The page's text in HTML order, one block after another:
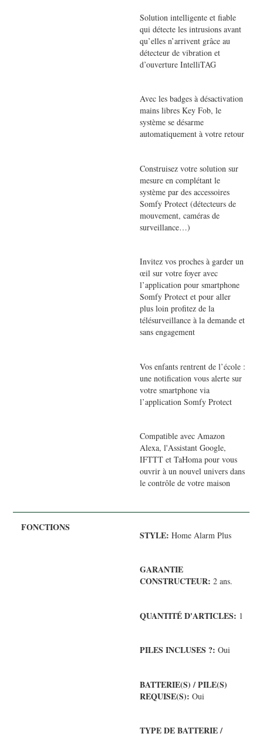
Solution intelligente et fiable
qui détecte les intrusions avant
qu’elles n’arrivent grâce au
détecteur de vibration et
d’ouverture IntelliTAG
Avec les badges à désactivation
mains libres Key Fob, le
système se désarme
automatiquement à votre retour
Construisez votre solution sur
mesure en complétant le
système par des accessoires
Somfy Protect (détecteurs de
mouvement, caméras de
surveillance…)
Invitez vos proches à garder un
œil sur votre foyer avec
l’application pour smartphone
Somfy Protect et pour aller
plus loin profitez de la
télésurveillance à la demande et
sans engagement
Vos enfants rentrent de l’école :
une notification vous alerte sur
votre smartphone via
l’application Somfy Protect
Compatible avec Amazon
Alexa, l'Assistant Google,
IFTTT et TaHoma pour vous
ouvrir à un nouvel univers dans
le contrôle de votre maison
STYLE: Home Alarm Plus
GARANTIE
CONSTRUCTEUR: 2 ans.
QUANTITÉ D'ARTICLES: 1
PILES INCLUSES ?: Oui
BATTERIE(S) / PILE(S)
REQUISE(S): Oui
TYPE DE BATTERIE /